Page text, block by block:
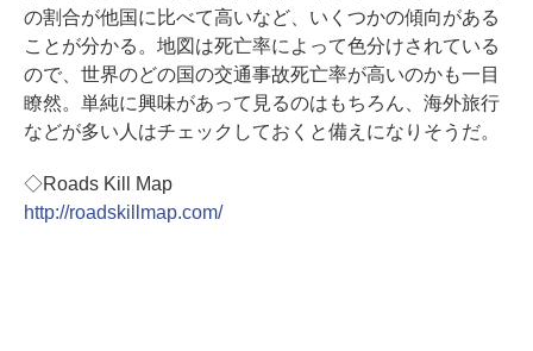
の割合が他国に比べて高いなど、いくつかの傾向がある
ことが分かる。地図は死亡率によって色分けされている
ので、世界のどの国の交通事故死亡率が高いのかも一目
瞭然。単純に興味があって見るのはもちろん、海外旅行
などが多い人はチェックしておくと備えになりそうだ。
◇Roads Kill Map
http://roadskillmap.com/